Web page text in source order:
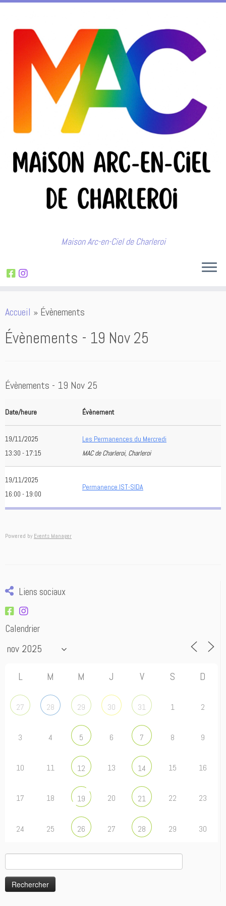
au
contenu
Maison Arc-en-Ciel de Charleroi
Accueil » Évènements
Évènements - 19 Nov 25
Évènements - 19 Nov 25
Date/heure Évènement
19/11/2025
13:30 - 17:15
Les Permanences du Mercredi
MAC de Charleroi, Charleroi
19/11/2025
16:00 - 19:00
Permanence IST-SIDA
Powered by Events Manager
Liens sociaux
Calendrier
L M M J V S D
27 28 29 30 31 1 2
3 4 5 6 7 8 9
10 11 12 13 14 15 16
17 18 19 20 21 22 23
24 25 26 27 28 29 30